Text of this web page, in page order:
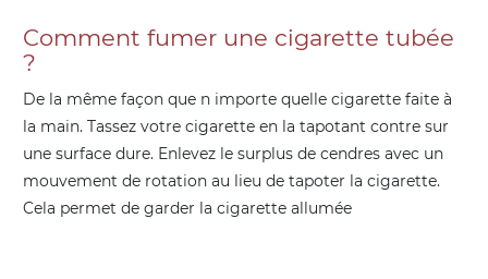
Comment fumer une cigarette tubée
?
De la même façon que n importe quelle cigarette faite à
la main. Tassez votre cigarette en la tapotant contre sur
une surface dure. Enlevez le surplus de cendres avec un
mouvement de rotation au lieu de tapoter la cigarette.
Cela permet de garder la cigarette allumée